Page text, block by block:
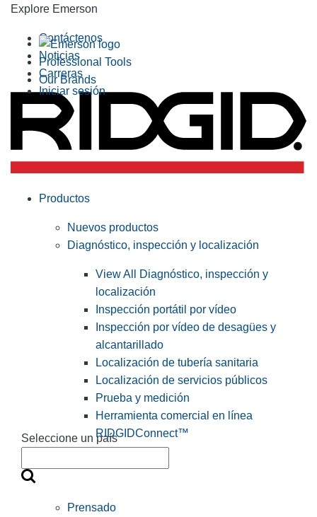
Explore Emerson
Professional Tools
Our Brands
Contáctenos
Noticias
Carreras
Iniciar sesión
Seleccione un país
Productos
Nuevos productos
Diagnóstico, inspección y localización
View All Diagnóstico, inspección y
localización
Inspección portátil por vídeo
Inspección por vídeo de desagües y
alcantarillado
Localización de tubería sanitaria
Localización de servicios públicos
Prueba y medición
Herramienta comercial en línea
RIDGIDConnect™
Prensado